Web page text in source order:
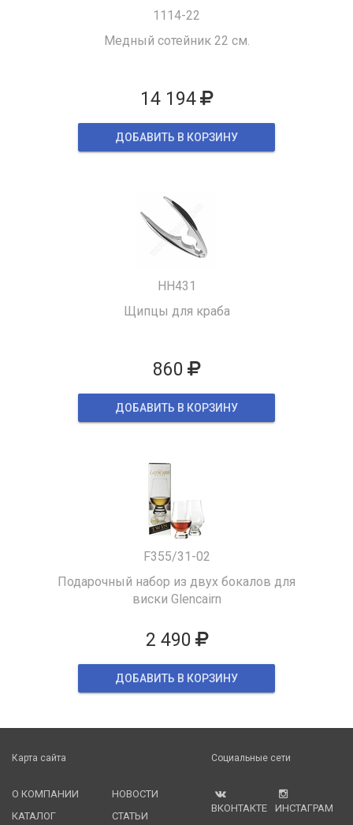
1114-22
Медный сотейник 22 см.
14 194
ДОБАВИТЬ В КОРЗИНУ
HH431
Щипцы для краба
860
ДОБАВИТЬ В КОРЗИНУ
F355/31-02
Подарочный набор из двух бокалов для
виски Glencairn
2 490
ДОБАВИТЬ В КОРЗИНУ
Карта сайта
О КОМПАНИИ
КАТАЛОГ
НОВОСТИ
СТАТЬИ
Социальные сети
ВКОНТАКТЕ ИНСТАГРАМ